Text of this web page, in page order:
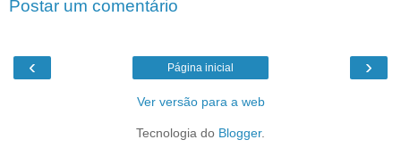
Postar um comentário
‹ ›
Página inicial
Ver versão para a web
Tecnologia do Blogger.